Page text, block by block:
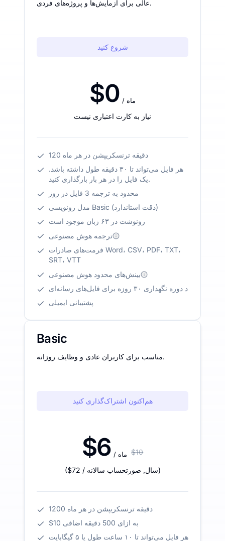
عالی برای آزمایش‌ها و پروژه‌های فردی.
شروع کنید
$0 / ماه
نیاز به کارت اعتباری نیست
120 دقیقه ترنسکریپشن در هر ماه
هر فایل می‌تواند تا ۳۰ دقیقه طول داشته باشد.
یک فایل را در هر بار بارگذاری کنید.
محدود به ترجمه 3 فایل در روز
مدل رونویسی Basic (دقت استاندارد)
رونوشت در ۶۳ زبان موجود است
ترجمه هوش مصنوعی
فرمت‌های صادرات Word، CSV، PDF، TXT،
SRT، VTT
بینش‌های محدود هوش مصنوعی
د دوره نگهداری ۳۰ روزه برای فایل‌های رسانه‌ای
پشتیبانی ایمیلی
Basic
مناسب برای کاربران عادی و وظایف روزانه.
هم‌اکنون اشتراک‌گذاری کنید
$6 / ماه $10
($72 / سال, صورتحساب سالانه )
1200 دقیقه ترنسکریپشن در هر ماه
$10 به ازای 500 دقیقه اضافی
هر فایل می‌تواند تا ۱۰ ساعت طول یا ۵ گیگابایت